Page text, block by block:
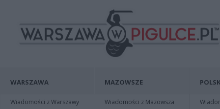
WARSZAWA
Wiadomości z Warszawy
MAZOWSZE
Wiadomości z Mazowsza